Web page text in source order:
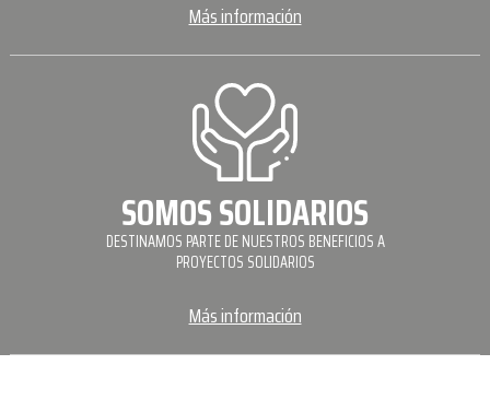
Más información
SOMOS SOLIDARIOS
DESTINAMOS PARTE DE NUESTROS BENEFICIOS A
PROYECTOS SOLIDARIOS
Más información